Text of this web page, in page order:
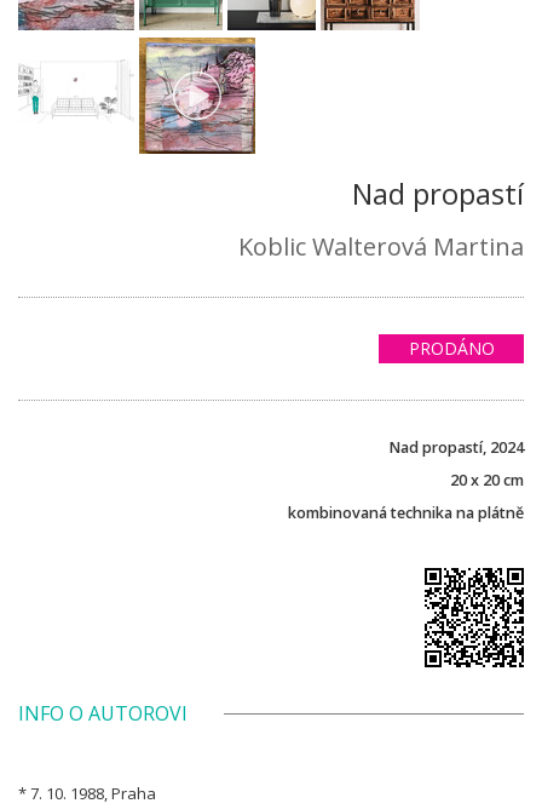
Nad propastí
Koblic Walterová Martina
PRODÁNO
Nad propastí, 2024
20 x 20 cm
kombinovaná technika na plátně
INFO O AUTOROVI
* 7. 10. 1988, Praha